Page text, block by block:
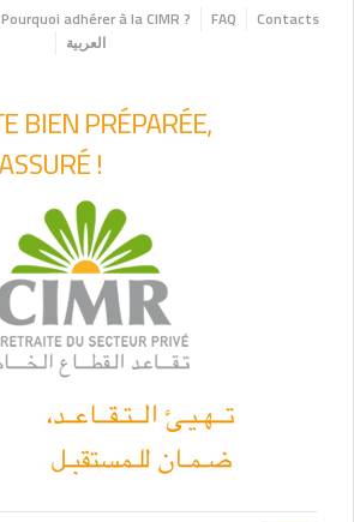
Pourquoi adhérer à la CIMR ? FAQ
Contacts
العربية